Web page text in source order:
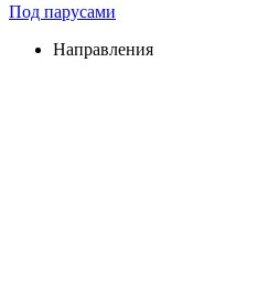
Под парусами
Направления